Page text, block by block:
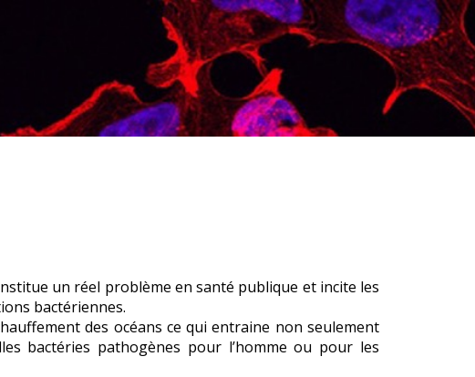
un réel problème en santé publique et incite les
bactériennes.
des océans ce qui entraine non seulement
bactéries pathogènes pour l’hommeou pour les